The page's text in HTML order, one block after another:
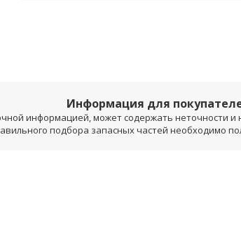
Информация для
информацией, может содержать неточности
подбора запасных частей необходимо